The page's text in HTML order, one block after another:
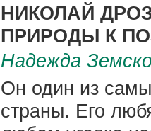
НИКОЛАЙ
ПРИРОДЫ К
Надежда
Он один из
страны. Его